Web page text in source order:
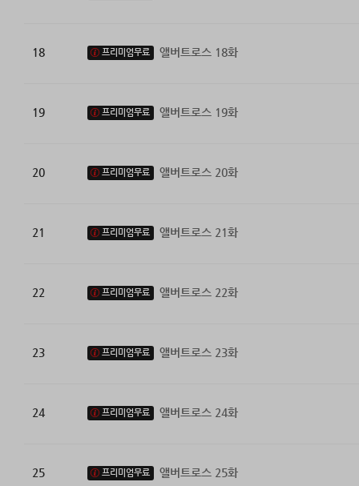
18 프리미엄무료 앨버트로스 18화
19 프리미엄무료 앨버트로스 19화
20 프리미엄무료 앨버트로스 20화
21 프리미엄무료 앨버트로스 21화
22 프리미엄무료 앨버트로스 22화
23 프리미엄무료 앨버트로스 23화
24 프리미엄무료 앨버트로스 24화
25 프리미엄무료 앨버트로스 25화